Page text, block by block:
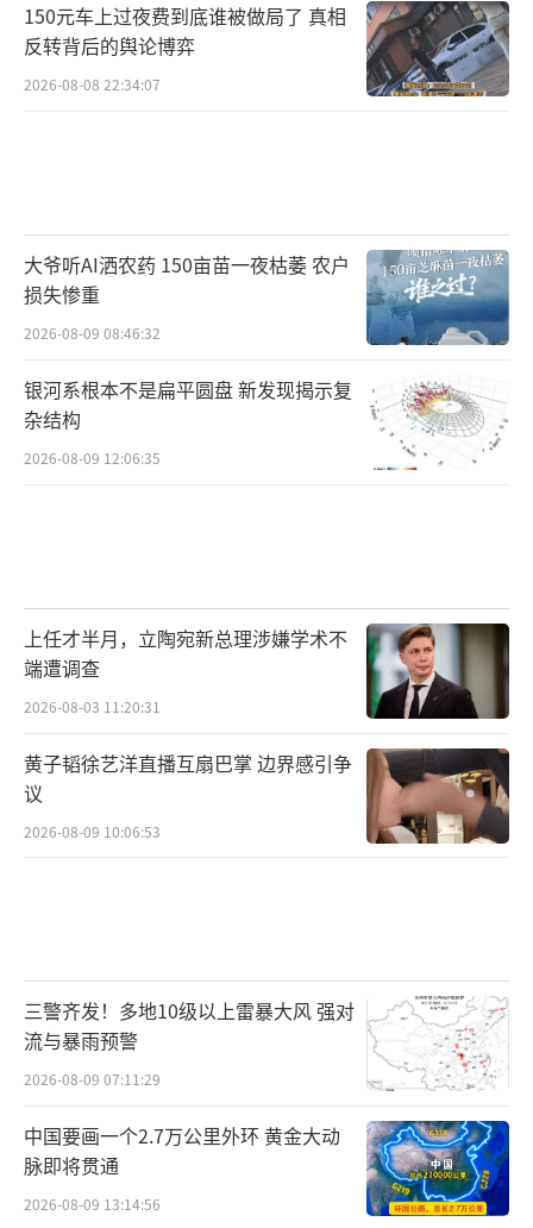
150元车上过夜费到底谁被做局了 真相
反转背后的舆论博弈
2026-08-08 22:34:07
大爷听AI洒农药 150亩苗一夜枯萎 农户
损失惨重
2026-08-09 08:46:32
银河系根本不是扁平圆盘 新发现揭示复
杂结构
2026-08-09 12:06:35
上任才半月，立陶宛新总理涉嫌学术不
端遭调查
2026-08-03 11:20:31
黄子韬徐艺洋直播互扇巴掌 边界感引争
议
2026-08-09 10:06:53
三警齐发！多地10级以上雷暴大风 强对
流与暴雨预警
2026-08-09 07:11:29
中国要画一个2.7万公里外环 黄金大动
脉即将贯通
2026-08-09 13:14:56